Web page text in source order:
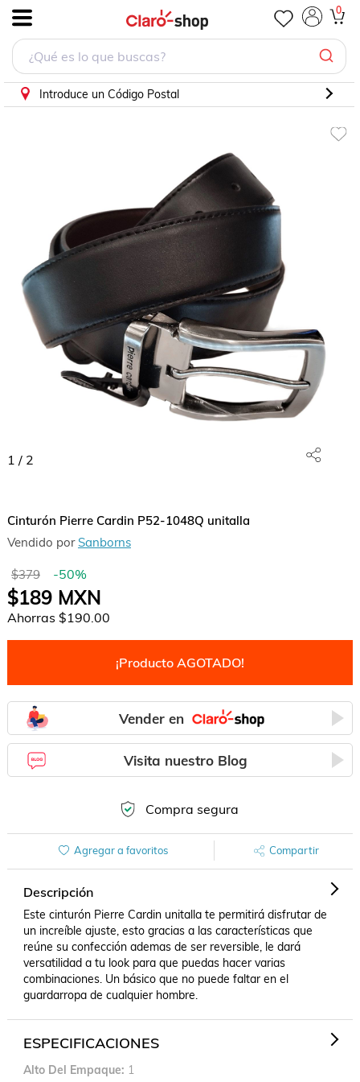
0
Introduce un Código Postal
1 / 2
Cinturón Pierre Cardin P52-1048Q unitalla
Vendido por Sanborns
$379 -50%
$189MXN
Ahorras $190.00
¡Producto AGOTADO!
Vender en
Visita nuestro Blog
Compra segura
Agregar a favoritos Compartir
Descripción
Este cinturón Pierre Cardin unitalla te permitirá disfrutar de
un increíble ajuste, esto gracias a las características que
reúne su confección ademas de ser reversible, le dará
versatilidad a tu look para que puedas hacer varias
combinaciones. Un básico que no puede faltar en el
guardarropa de cualquier hombre.
ESPECIFICACIONES
Alto Del Empaque 1
Cinturón Pierre Cardin P52-1048Q unitalla